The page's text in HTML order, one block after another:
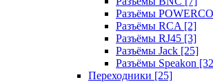
Разъёмы
Разъёмы RCA [2]
Разъёмы RJ45 [3]
Разъёмы Jack [25]
Разъёмы Speakon
Переходники [25]